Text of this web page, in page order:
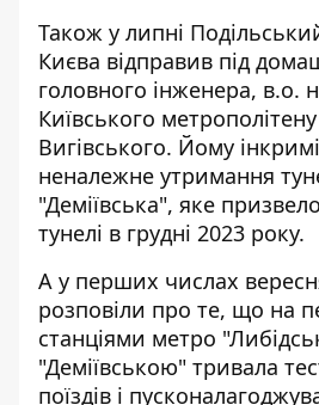
Також у липні
Києва відправив під
головного інженера, в.о.
Київського
Вигівського. Йому
неналежне утримання
"Деміївська", яке
тунелі в грудні 2023 року.
А у перших числах
розповіли про те, що на
станціями метро
"Деміївською" тривала
поїздів і